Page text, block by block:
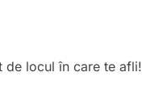
de locul în care te afli!